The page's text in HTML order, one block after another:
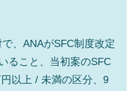
、ANAがSFC制度改定
ること、当初案のSFC
以上 / 未満の区分、9